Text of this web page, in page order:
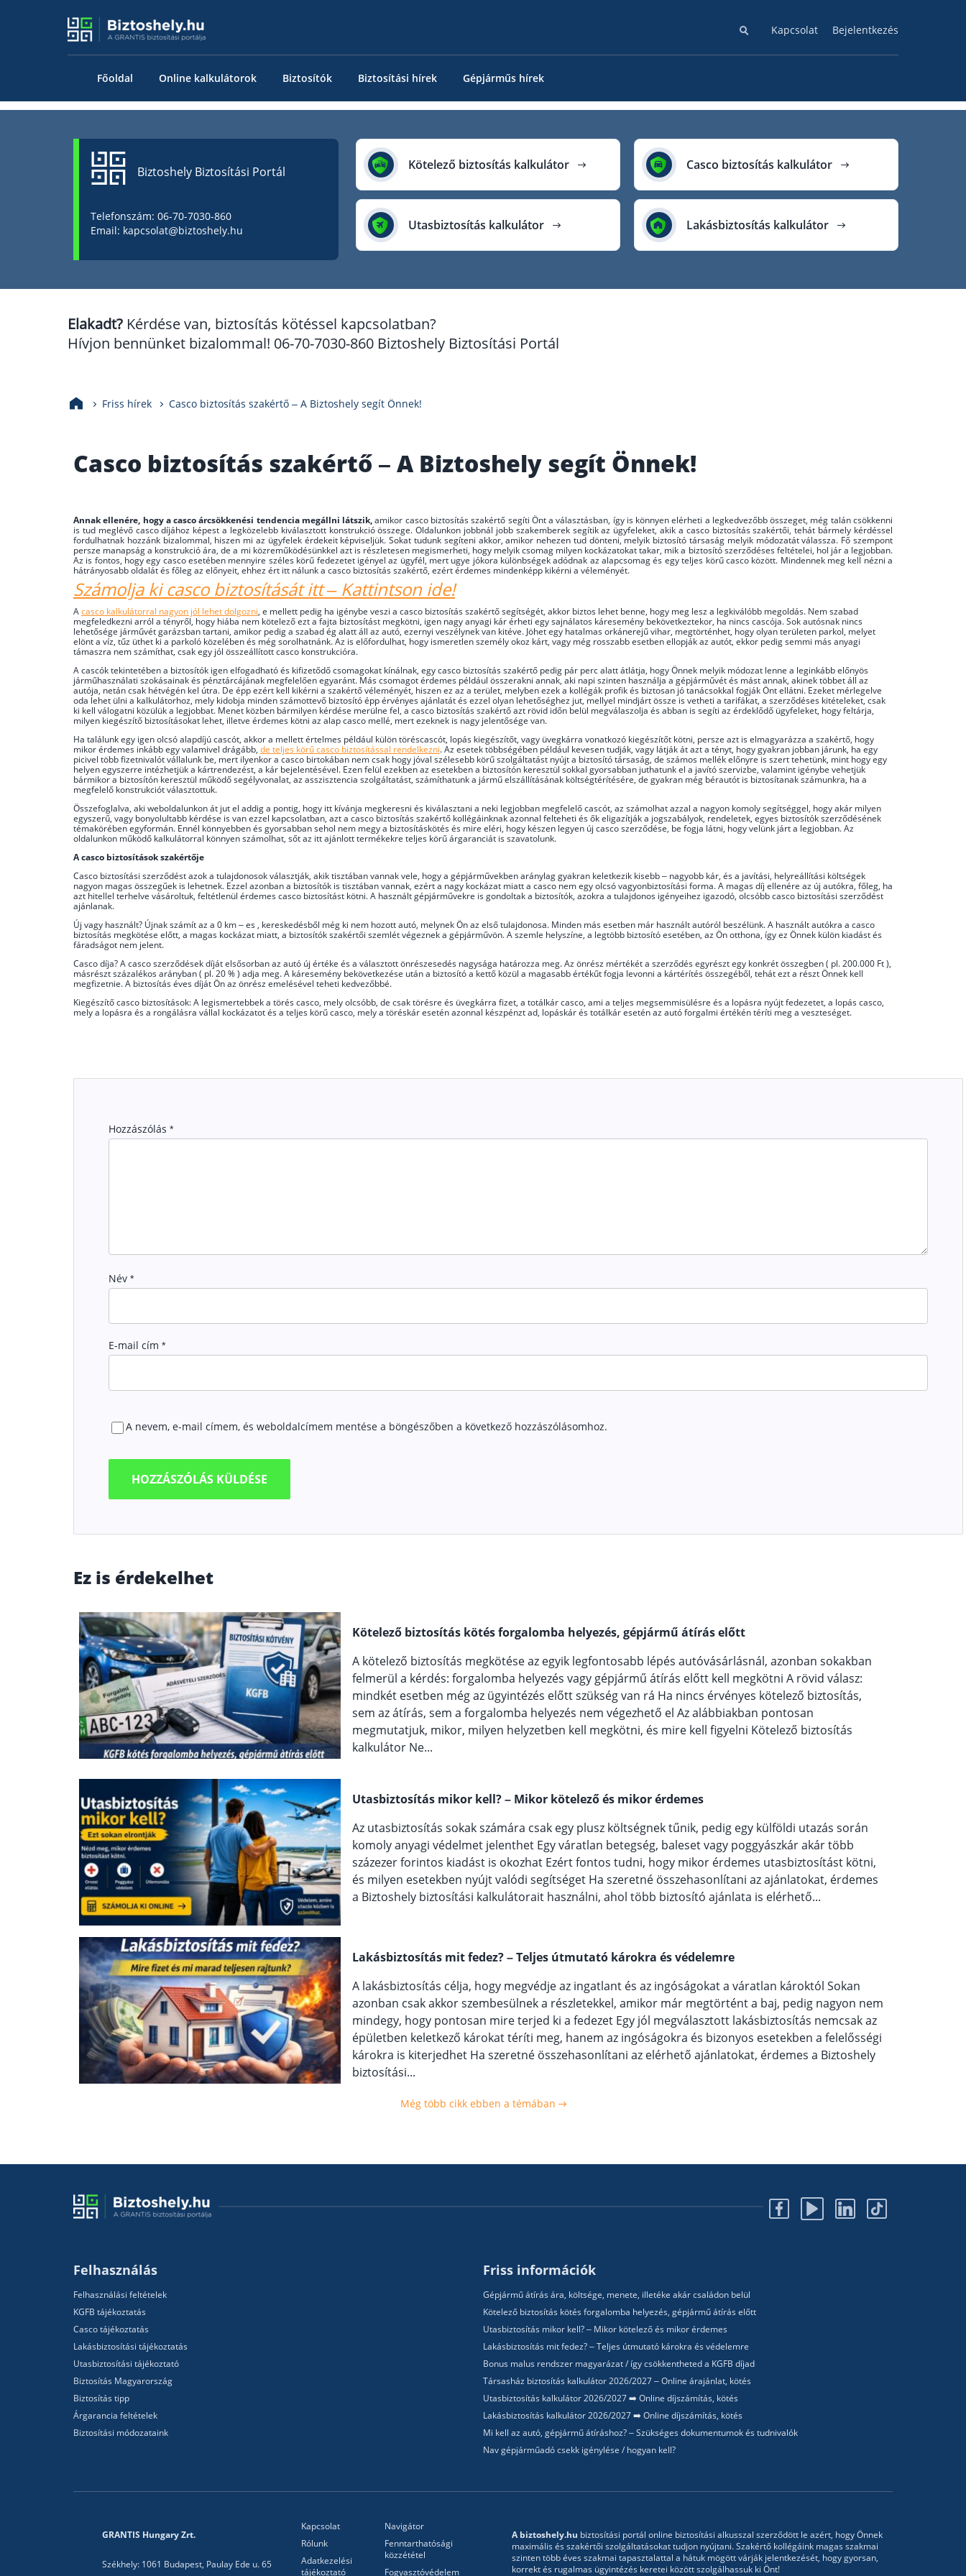
Kapcsolat Bejelentkezés
Főoldal Online kalkulátorok Biztosítók Biztosítási hírek Gépjárműs hírek
Biztoshely Biztosítási Portál
Telefonszám: 06-70-7030-860
Email: kapcsolat@biztoshely.hu
Kötelező biztosítás kalkulátor
Utasbiztosítás kalkulátor
Casco biztosítás kalkulátor
Lakásbiztosítás kalkulátor
Elakadt? Kérdése van, biztosítás kötéssel kapcsolatban?
Hívjon bennünket bizalommal! 06-70-7030-860 Biztoshely Biztosítási Portál
Friss hírek Casco biztosítás szakértő – A Biztoshely segít Önnek!
Casco biztosítás szakértő – A Biztoshely segít Önnek!
Annak ellenére, hogy a casco árcsökkenési tendencia megállni látszik,amikor casco biztosítás szakértő segíti Önt a választásban, így is könnyen elérheti a legkedvezőbb összeget, még talán csökkenni
is tud meglévő casco díjához képest a legközelebb kiválasztott konstrukció összege. Oldalunkon jobbnál jobb szakemberek segítik az ügyfeleket, akik a casco biztosítás szakértői, tehát bármely kérdéssel
fordulhatnak hozzánk bizalommal, hiszen mi az ügyfelek érdekeit képviseljük. Sokat tudunk segíteni akkor, amikor nehezen tud dönteni, melyik biztosító társaság melyik módozatát válassza. Fő szempont
persze manapság a konstrukció ára, de a mi közreműködésünkkel azt is részletesen megismerheti, hogy melyik csomag milyen kockázatokat takar, mik a biztosító szerződéses feltételei, hol jár a legjobban.
Az is fontos, hogy egy casco esetében mennyire széles körű fedezetet igényel az ügyfél, mert ugye jókora különbségek adódnak az alapcsomag és egy teljes körű casco között. Mindennek meg kell nézni a
hátrányosabb oldalát és főleg az előnyeit, ehhez ért itt nálunk a casco biztosítás szakértő, ezért érdemes mindenképp kikérni a véleményét.
Számolja ki casco biztosítását itt – Kattintson ide!
Acasco kalkulátorral nagyon jól lehet dolgozni, e mellett pedig ha igénybe veszi a casco biztosítás szakértő segítségét, akkor biztos lehet benne, hogy meg lesz a legkiválóbb megoldás. Nem szabad
megfeledkezni arról a tényről, hogy hiába nem kötelező ezt a fajta biztosítást megkötni, igen nagy anyagi kár érheti egy sajnálatos káresemény bekövetkeztekor, ha nincs cascója. Sok autósnak nincs
lehetősége járművét garázsban tartani, amikor pedig a szabad ég alatt áll az autó, ezernyi veszélynek van kitéve. Jöhet egy hatalmas orkánerejű vihar, megtörténhet, hogy olyan területen parkol, melyet
elönt a víz, tűz üthet ki a parkoló közelében és még sorolhatnánk. Az is előfordulhat, hogy ismeretlen személy okoz kárt, vagy még rosszabb esetben ellopják az autót, ekkor pedig semmi más anyagi
támaszra nem számíthat, csak egy jól összeállított casco konstrukcióra.
A cascók tekintetében a biztosítók igen elfogadható és kifizetődő csomagokat kínálnak, egy casco biztosítás szakértő pedig pár perc alatt átlátja, hogy Önnek melyik módozat lenne a leginkább előnyös
járműhasználati szokásainak és pénztárcájának megfelelően egyaránt. Más csomagot érdemes például összerakni annak, aki napi szinten használja a gépjárművét és mást annak, akinek többet áll az
autója, netán csak hétvégén kel útra. De épp ezért kell kikérni a szakértő véleményét, hiszen ez az a terület, melyben ezek a kollégák profik és biztosan jó tanácsokkal fogják Önt ellátni. Ezeket mérlegelve
oda lehet ülni a kalkulátorhoz, mely kidobja minden számottevő biztosító épp érvényes ajánlatát és ezzel olyan lehetőséghez jut, mellyel mindjárt össze is vetheti a tarifákat, a szerződéses kitételeket, csak
ki kell válogatni közülük a legjobbat. Menet közben bármilyen kérdése merülne fel, a casco biztosítás szakértő azt rövid időn belül megválaszolja és abban is segíti az érdeklődő ügyfeleket, hogy feltárja,
milyen kiegészítő biztosításokat lehet, illetve érdemes kötni az alap casco mellé, mert ezeknek is nagy jelentősége van.
Ha találunk egy igen olcsó alapdíjú cascót, akkor a mellett értelmes például külön töréscascót, lopás kiegészítőt, vagy üvegkárra vonatkozó kiegészítőt kötni, persze azt is elmagyarázza a szakértő, hogy
mikor érdemes inkább egy valamivel drágább, de teljes körű casco biztosítással rendelkezni. Az esetek többségében például kevesen tudják, vagy látják át azt a tényt, hogy gyakran jobban járunk, ha egy
picivel több fizetnivalót vállalunk be, mert ilyenkor a casco birtokában nem csak hogy jóval szélesebb körű szolgáltatást nyújt a biztosító társaság, de számos mellék előnyre is szert tehetünk, mint hogy egy
helyen egyszerre intézhetjük a kártrendezést, a kár bejelentésével. Ezen felül ezekben az esetekben a biztosítón keresztül sokkal gyorsabban juthatunk el a javító szervizbe, valamint igénybe vehetjük
bármikor a biztosítón keresztül működő segélyvonalat, az asszisztencia szolgáltatást, számíthatunk a jármű elszállításának költségtérítésére, de gyakran még bérautót is biztosítanak számunkra, ha a
megfelelő konstrukciót választottuk.
Összefoglalva, aki weboldalunkon át jut el addig a pontig, hogy itt kívánja megkeresni és kiválasztani a neki legjobban megfelelő cascót, az számolhat azzal a nagyon komoly segítséggel, hogy akár milyen
egyszerű, vagy bonyolultabb kérdése is van ezzel kapcsolatban, azt a casco biztosítás szakértő kollégáinknak azonnal felteheti és ők eligazítják a jogszabályok, rendeletek, egyes biztosítók szerződésének
témakörében egyformán. Ennél könnyebben és gyorsabban sehol nem megy a biztosításkötés és mire eléri, hogy készen legyen új casco szerződése, be fogja látni, hogy velünk járt a legjobban. Az
oldalunkon működő kalkulátorral könnyen számolhat, sőt az itt ajánlott termékekre teljes körű árgaranciát is szavatolunk.
A casco biztosítások szakértője
Casco biztosítási szerződést azok a tulajdonosok választják, akik tisztában vannak vele, hogy a gépjárművekben aránylag gyakran keletkezik kisebb – nagyobb kár, és a javítási, helyreállítási költségek
nagyon magas összegűek is lehetnek. Ezzel azonban a biztosítók is tisztában vannak, ezért a nagy kockázat miatt a casco nem egy olcsó vagyonbiztosítási forma. A magas díj ellenére az új autókra, főleg, ha
azt hitellel terhelve vásároltuk, feltétlenül érdemes casco biztosítást kötni. A használt gépjárművekre is gondoltak a biztosítók, azokra a tulajdonos igényeihez igazodó, olcsóbb casco biztosítási szerződést
ajánlanak.
Új vagy használt? Újnak számít az a 0 km – es , kereskedésből még ki nem hozott autó, melynek Ön az első tulajdonosa. Minden más esetben már használt autóról beszélünk. A használt autókra a casco
biztosítás megkötése előtt, a magas kockázat miatt, a biztosítók szakértői szemlét végeznek a gépjárművön. A szemle helyszíne, a legtöbb biztosító esetében, az Ön otthona, így ez Önnek külön kiadást és
fáradságot nem jelent.
Casco díja? A casco szerződések díját elsősorban az autó új értéke és a választott önrészesedés nagysága határozza meg. Az önrész mértékét a szerződés egyrészt egy konkrét összegben ( pl. 200.000 Ft ),
másrészt százalékos arányban ( pl. 20 % ) adja meg. A káresemény bekövetkezése után a biztosító a kettő közül a magasabb értékűt fogja levonni a kártérítés összegéből, tehát ezt a részt Önnek kell
megfizetnie. A biztosítás éves díját Ön az önrész emelésével teheti kedvezőbbé.
Kiegészítő casco biztosítások: A legismertebbek a törés casco, mely olcsóbb, de csak törésre és üvegkárra fizet, a totálkár casco, ami a teljes megsemmisülésre és a lopásra nyújt fedezetet, a lopás casco,
mely a lopásra és a rongálásra vállal kockázatot és a teljes körű casco, mely a töréskár esetén azonnal készpénzt ad, lopáskár és totálkár esetén az autó forgalmi értékén téríti meg a veszteséget.
Hozzászólás *
Név *
E-mail cím *
A nevem, e-mail címem, és weboldalcímem mentése a böngészőben a következő hozzászólásomhoz.
Ez is érdekelhet
Kötelező biztosítás kötés forgalomba helyezés, gépjármű átírás előtt
A kötelező biztosítás megkötése az egyik legfontosabb lépés autóvásárlásnál, azonban sokakban
felmerül a kérdés: forgalomba helyezés vagy gépjármű átírás előtt kell megkötni A rövid válasz:
mindkét esetben még az ügyintézés előtt szükség van rá Ha nincs érvényes kötelező biztosítás,
sem az átírás, sem a forgalomba helyezés nem végezhető el Az alábbiakban pontosan
megmutatjuk, mikor, milyen helyzetben kell megkötni, és mire kell figyelni Kötelező biztosítás
kalkulátor Ne...
Utasbiztosítás mikor kell? – Mikor kötelező és mikor érdemes
Az utasbiztosítás sokak számára csak egy plusz költségnek tűnik, pedig egy külföldi utazás során
komoly anyagi védelmet jelenthet Egy váratlan betegség, baleset vagy poggyászkár akár több
százezer forintos kiadást is okozhat Ezért fontos tudni, hogy mikor érdemes utasbiztosítást kötni,
és milyen esetekben nyújt valódi segítséget Ha szeretné összehasonlítani az ajánlatokat, érdemes
a Biztoshely biztosítási kalkulátorait használni, ahol több biztosító ajánlata is elérhető...
Lakásbiztosítás mit fedez? – Teljes útmutató károkra és védelemre
A lakásbiztosítás célja, hogy megvédje az ingatlant és az ingóságokat a váratlan károktól Sokan
azonban csak akkor szembesülnek a részletekkel, amikor már megtörtént a baj, pedig nagyon nem
mindegy, hogy pontosan mire terjed ki a fedezet Egy jól megválasztott lakásbiztosítás nemcsak az
épületben keletkező károkat téríti meg, hanem az ingóságokra és bizonyos esetekben a felelősségi
károkra is kiterjedhet Ha szeretné összehasonlítani az elérhető ajánlatokat, érdemes a Biztoshely
biztosítási...
Még több cikk ebben a témában
Felhasználás
Felhasználási feltételek
KGFB tájékoztatás
Casco tájékoztatás
Lakásbiztosítási tájékoztatás
Utasbiztosítási tájékoztató
Biztosítás Magyarország
Biztosítás tipp
Árgarancia feltételek
Biztosítási módozataink
Friss információk
Gépjármű átírás ára, költsége, menete, illetéke akár családon belül
Kötelező biztosítás kötés forgalomba helyezés, gépjármű átírás előtt
Utasbiztosítás mikor kell? – Mikor kötelező és mikor érdemes
Lakásbiztosítás mit fedez? – Teljes útmutató károkra és védelemre
Bonus malus rendszer magyarázat / így csökkentheted a KGFB díjad
Társasház biztosítás kalkulátor 2026/2027 – Online árajánlat, kötés
Utasbiztosítás kalkulátor 2026/2027 ➡️ Online díjszámítás, kötés
Lakásbiztosítás kalkulátor 2026/2027 ➡️ Online díjszámítás, kötés
Mi kell az autó, gépjármű átíráshoz? – Szükséges dokumentumok és tudnivalók
Nav gépjárműadó csekk igénylése / hogyan kell?
GRANTIS Hungary Zrt.
Székhely: 1061 Budapest, Paulay Ede u. 65
Kapcsolat
Rólunk
Adatkezelési
tájékoztató
Navigátor
Fenntarthatósági
közzététel
Fogyasztóvédelem
A biztoshely.hu biztosítási portál online biztosítási alkusszal szerződött le azért, hogy Önnek
maximális és szakértői szolgáltatásokat tudjon nyújtani. Szakértő kollégáink magas szakmai
szinten több éves szakmai tapasztalattal a hátuk mögött várják jelentkezését, hogy gyorsan,
korrekt és rugalmas ügyintézés keretei között szolgálhassuk ki Önt!